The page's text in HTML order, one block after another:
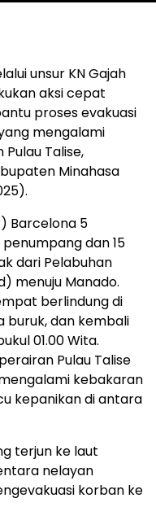
unsur KN Gajah
aksi cepat
proses evakuasi
mengalami
Talise,
Minahasa
Barcelona 5
dan 15
dari Pelabuhan
menuju Manado.
berlindung di
buruk, dan kembali
01.00 Wita.
Pulau Talise
kebakaran
kepanikan di antara
terjun ke laut
nelayan
korban ke